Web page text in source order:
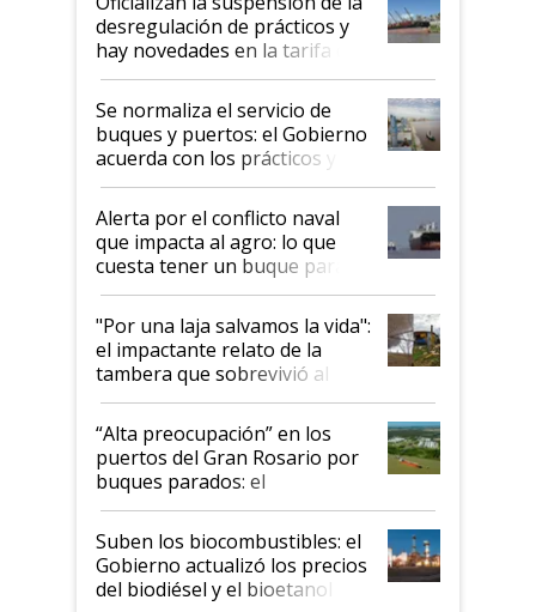
desregulación de prácticos y
hay novedades en la tarifa de
la hidrovía
Se normaliza el servicio de
buques y puertos: el Gobierno
acuerda con los prácticos y
suspende el decreto de
desregulación
Alerta por el conflicto naval
que impacta al agro: lo que
cuesta tener un buque parado
y el peligro de que Argentina
pase a ser "país sucio"
"Por una laja salvamos la vida":
el impactante relato de la
tambera que sobrevivió al
tornado
“Alta preocupación” en los
puertos del Gran Rosario por
buques parados: el
funcionamiento de las
exportadoras en tensión tras
la medida de fuerza de los
prácticos
Suben los biocombustibles: el
Gobierno actualizó los precios
del biodiésel y el bioetanol